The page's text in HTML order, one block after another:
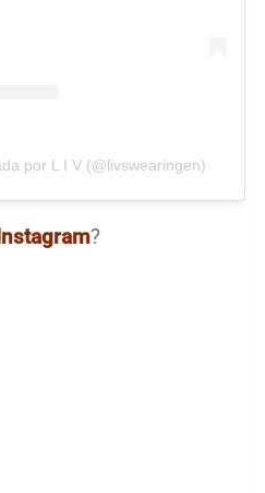
por L I V (@livswearingen)
?